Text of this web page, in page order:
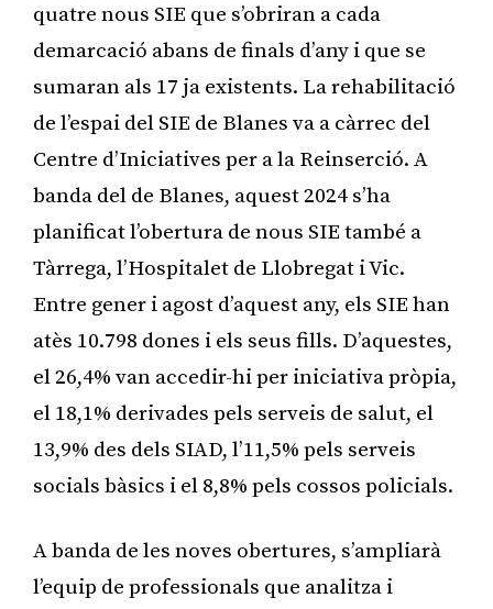
quatre nous SIE que s’obriran a cada
demarcació abans de finals d’any i que se
sumaran als 17 ja existents. La rehabilitació
de l’espai del SIE de Blanes va a càrrec del
Centre d’Iniciatives per a la Reinserció. A
banda del de Blanes, aquest 2024 s’ha
planificat l’obertura de nous SIE també a
Tàrrega, l’Hospitalet de Llobregat i Vic.
Entre gener i agost d’aquest any, els SIE han
atès 10.798 dones i els seus fills. D’aquestes,
el 26,4% van accedir-hi per iniciativa pròpia,
el 18,1% derivades pels serveis de salut, el
13,9% des dels SIAD, l’11,5% pels serveis
socials bàsics i el 8,8% pels cossos policials.
A banda de les noves obertures, s’ampliarà
l’equip de professionals que analitza i